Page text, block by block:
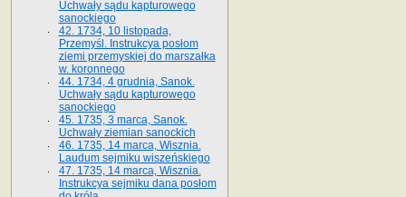
Uchwały sądu kapturowego
sanockiego
42. 1734, 10 listopada,
Przemyśl. Instrukcya posłom
ziemi przemyskiej do marszałka
w. koronnego
44. 1734, 4 grudnia, Sanok.
Uchwały sądu kapturowego
sanockiego
45. 1735, 3 marca, Sanok.
Uchwały ziemian sanockich
46. 1735, 14 marca, Wisznia.
Laudum sejmiku wiszeńskiego
47. 1735, 14 marca, Wisznia.
Instrukcya sejmiku dana posłom